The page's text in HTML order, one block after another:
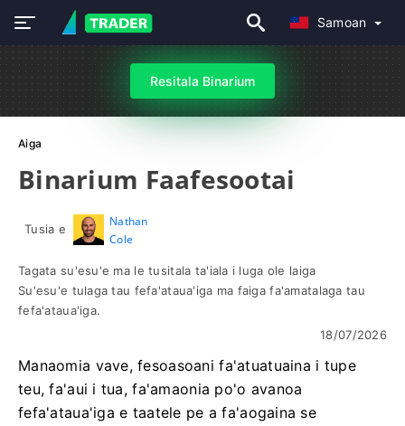
Samoan
Resitala Binarium
Aiga
Binarium Faafesootai
Tusia e
Nathan
Cole
Tagata su'esu'e ma le tusitala ta'iala i luga ole laiga
Su'esu'e tulaga tau fefa'ataua'iga ma faiga fa'amatalaga tau
fefa'ataua'iga.
18/07/2026
Manaomia vave, fesoasoani fa'atuatuaina i tupe
teu, fa'aui i tua, fa'amaonia po'o avanoa
fefa'ataua'iga e taatele pe a fa'aogaina se